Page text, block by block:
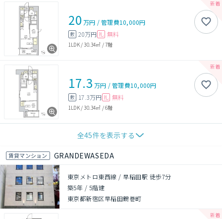
20 万円 /管理費10,000円
敷 20万円 礼 無料
1LDK/30.34㎡ /7階
17.3 万円 /管理費10,000円
敷 17.3万円 礼 無料
1LDK/30.34㎡ /6階
全45件を表示する
賃貸マンション GRANDEWASEDA
東京メトロ東西線 / 早稲田駅 徒歩7分
築5年 / 5階建
東京都新宿区早稲田鶴巻町